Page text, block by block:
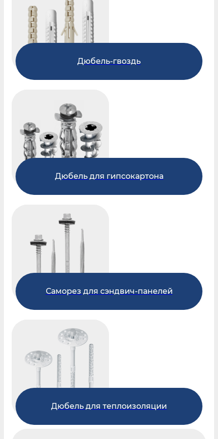
Дюбель-гвоздь
Дюбель для гипсокартона
Саморез для сэндвич-панелей
Дюбель для теплоизоляции